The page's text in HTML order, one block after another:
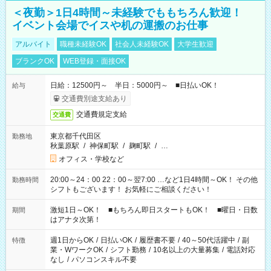
＜夜勤＞1日4時間～未経験でももちろん歓迎！
イベント会場でイスや机の運搬のお仕事
アルバイト 職種未経験OK 社会人未経験OK
大学生歓迎
ブランクOK
WEB登録・面接OK
給与
日給：12500円～ 半日：5000円～ ■日払いOK！
交通費別途支給あり
交通費 交通費規定支給
勤務地
東京都千代田区
秋葉原駅 / 神保町駅 / 麹町駅 / …
オフィス・学校など
勤務時間
20:00～24：00 22：00～翌7:00 …など1日4時間～OK！ その他
シフトもございます！ お気軽にご相談ください！
期間
激短1日～OK！ ■もちろん即日スタートもOK！ ■曜日・日数
はアナタ次第！
特徴 週1日からOK / 日払いOK / 履歴書不要 / 40～50代活躍中 / 副
業・WワークOK / シフト勤務 / 10名以上の大量募集 / 電話対応
なし / パソコンスキル不要